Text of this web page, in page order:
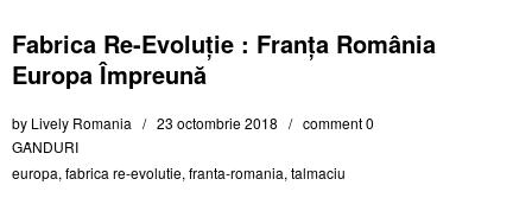
Fabrica Re-Evoluție : Franța România
Europa Împreună
by Lively Romania 23 octombrie 2018
comment 0
GȂNDURI
europa,fabrica re-evolutie,franta-romania,talmaciu